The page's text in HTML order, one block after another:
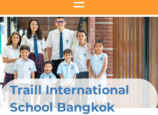
Traill International
School Bangkok